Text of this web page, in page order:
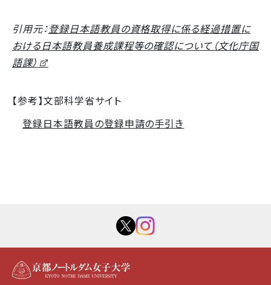
引用元：登録日本語教員の資格取得に係る経過措置に
おける日本語教員養成課程等の確認について（文化庁国
語課）
【参考】文部科学省サイト
登録日本語教員の登録申請の手引き